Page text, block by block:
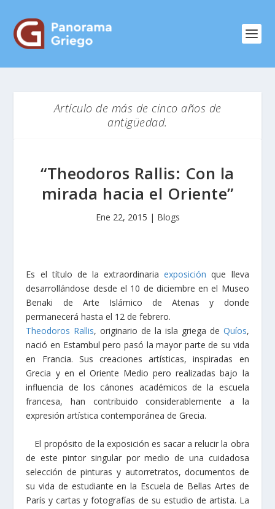
Artículo de más de cinco años de
antigüedad.
“Theodoros Rallis: Con la
mirada hacia el Oriente”
Ene 22, 2015 | Blogs
Es el título de la extraordinariaexposición que lleva
desarrollándose desde el 10 de diciembre en el Museo
Benaki de Arte Islámico de Atenas y donde
permanecerá hasta el 12 de febrero.
Theodoros Rallis, originario de la isla griega de Quíos,
nació en Estambul pero pasó la mayor parte de su vida
en Francia. Sus creaciones artísticas, inspiradas en
Grecia y en el Oriente Medio pero realizadas bajo la
influencia de los cánones académicos de la escuela
francesa, han contribuido considerablemente a la
expresión artística contemporánea de Grecia.
El propósito de la exposición es sacar a relucir la obra
de este pintor singular por medio de una cuidadosa
selección de pinturas y autorretratos, documentos de
su vida de estudiante en la Escuela de Bellas Artes de
París y cartas y fotografías de su estudio de artista. La